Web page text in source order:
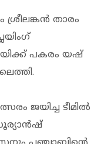
താരം
പകരം യഷ്
ജയിച്ച ടീമില്‍